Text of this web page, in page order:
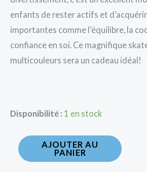
enfants de rester actifs et
importantes comme l’équilibre, la
confiance en soi. Ce magnifique
multicouleurs sera un cadeau idéal!
Disponibilité : 1 en stock
AJOUTER AU
PANIER